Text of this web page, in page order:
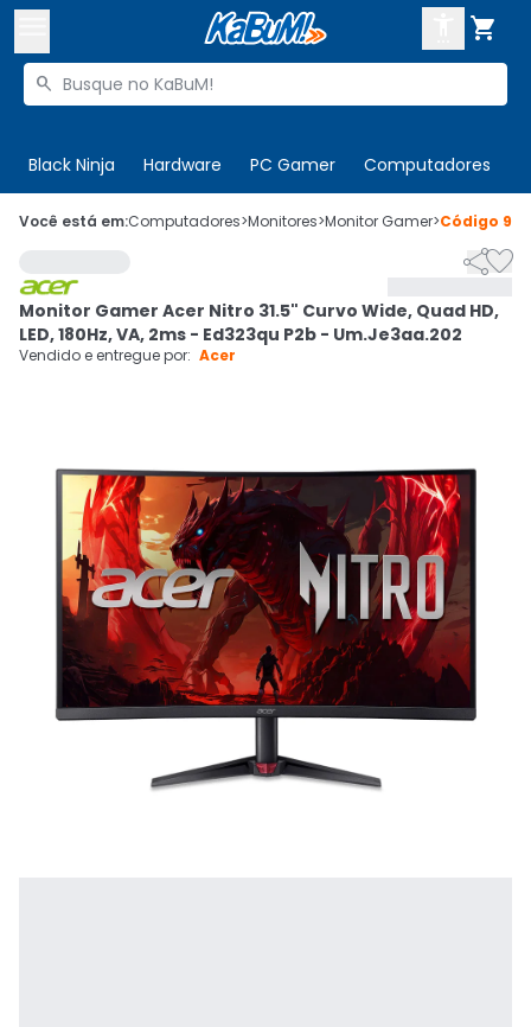

Buscar produtos

Black Ninja Hardware PC Gamer Computadores
 Olá. Acesse sua conta
Cupons
CADASTRE-SE
Você está em:Computadores>Monitores>Monitor Gamer>Código

Monitor Gamer Acer Nitro 31.5" Curvo Wide, Quad HD,
LED, 180Hz, VA, 2ms - Ed323qu P2b - Um.Je3aa.202
Vendido e entregue por: Acer